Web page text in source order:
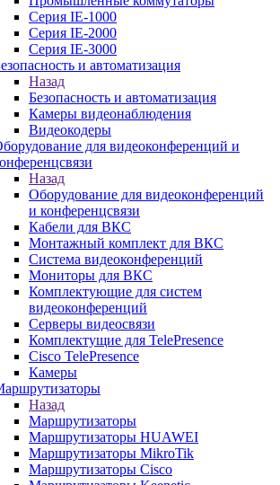
Серия IE-1000
Серия IE-2000
Серия IE-3000
и автоматизация
Назад
Безопасность и автоматизация
Камеры видеонаблюдения
Видеокодеры
для видеоконференций и
Назад
Оборудование для видеоконференций
и конференцсвязи
Кабели для ВКС
Монтажный комплект для ВКС
Система видеоконференций
Мониторы для ВКС
Комплектующие для систем
видеоконференций
Серверы видеосвязи
Комплектущие для TelePresence
Cisco TelePresence
Камеры
Назад
Маршрутизаторы
Маршрутизаторы HUAWEI
Маршрутизаторы MikroTik
Маршрутизаторы Cisco